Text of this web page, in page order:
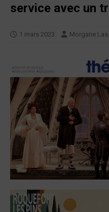
service avec un
1 mars 2023 Morgane